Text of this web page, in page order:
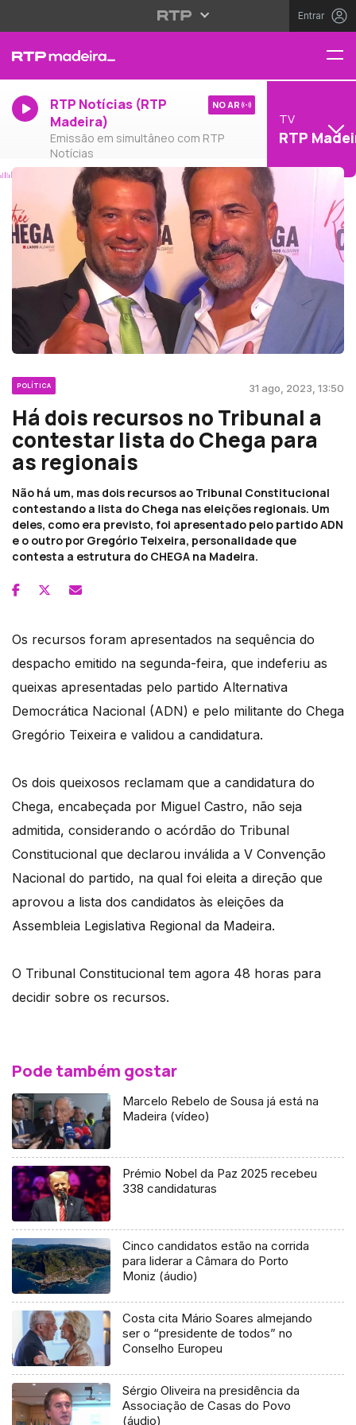
Entrar
RTP Notícias (RTP
Madeira)
Emissão em simultâneo com RTP
Notícias
NO AR
TV
RTP
POLÍTICA 31 ago, 2023, 13:50
Há dois recursos no Tribunal a
contestar lista do Chega para
as regionais
Não há um, mas dois recursos ao Tribunal Constitucional
contestando a lista do Chega nas eleições regionais. Um
deles, como era previsto, foi apresentado pelo partido ADN
e o outro por Gregório Teixeira, personalidade que
contesta a estrutura do CHEGA na Madeira.
Os recursos foram apresentados na sequência do
despacho emitido na segunda-feira, que indeferiu as
queixas apresentadas pelo partido Alternativa
Democrática Nacional (ADN) e pelo militante do Chega
Gregório Teixeira e validou a candidatura.
Os dois queixosos reclamam que a candidatura do
Chega, encabeçada por Miguel Castro, não seja
admitida, considerando o acórdão do Tribunal
Constitucional que declarou inválida a V Convenção
Nacional do partido, na qual foi eleita a direção que
aprovou a lista dos candidatos às eleições da
Assembleia Legislativa Regional da Madeira.
O Tribunal Constitucional tem agora 48 horas para
decidir sobre os recursos.
Pode também gostar
Marcelo Rebelo de Sousa já está na
Madeira (vídeo)
Prémio Nobel da Paz 2025 recebeu
338 candidaturas
Cinco candidatos estão na corrida
para liderar a Câmara do Porto
Moniz (áudio)
Costa cita Mário Soares almejando
ser o “presidente de todos” no
Conselho Europeu
Sérgio Oliveira na presidência da
Associação de Casas do Povo
(áudio)